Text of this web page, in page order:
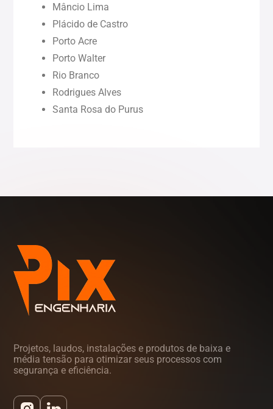
Piauí (PI)
Rondônia (RO)
Roraima (RR)
Mâncio Lima
Plácido de Castro
Porto Acre
Porto Walter
Rio Branco
Rodrigues Alves
Santa Rosa do Purus
Projetos, laudos, instalações e produtos de baixa e
média tensão para otimizar seus processos com
segurança e eficiência.